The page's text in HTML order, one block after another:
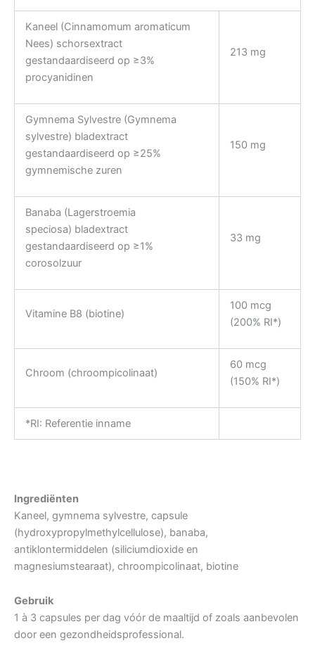
Kaneel (Cinnamomum aromaticum
Nees) schorsextract
gestandaardiseerd op ≥3%
procyanidinen
213 mg
Gymnema Sylvestre (Gymnema
sylvestre) bladextract
gestandaardiseerd op ≥25%
gymnemische zuren
150 mg
Banaba (Lagerstroemia
speciosa) bladextract
gestandaardiseerd op ≥1%
corosolzuur
33 mg
Vitamine B8 (biotine)
100 mcg
(200% RI*)
Chroom (chroompicolinaat)
60 mcg
(150% RI*)
*RI: Referentie inname
Ingrediënten
Kaneel, gymnema sylvestre, capsule
(hydroxypropylmethylcellulose), banaba,
antiklontermiddelen (siliciumdioxide en
magnesiumstearaat), chroompicolinaat, biotine
Gebruik
1 à 3 capsules per dag vóór de maaltijd of zoals aanbevolen
door een gezondheidsprofessional.